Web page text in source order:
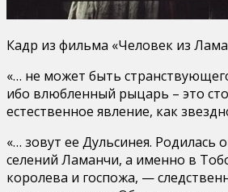
Кадр из фильма «Человек из
«… не может быть
ибо влюбленный рыцарь – это
естественное явление, как
«… зовут ее Дульсинея. Родилась
селений Ламанчи, а именно в
королева и госпожа, —